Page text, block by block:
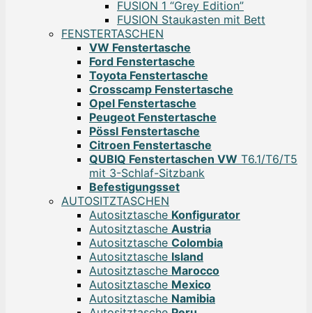
FUSION 1 “Grey Edition”
FUSION Staukasten mit Bett
FENSTERTASCHEN
VW Fenstertasche
Ford Fenstertasche
Toyota Fenstertasche
Crosscamp Fenstertasche
Opel Fenstertasche
Peugeot Fenstertasche
Pössl Fenstertasche
Citroen Fenstertasche
QUBIQ Fenstertaschen VW T6.1/T6/T5
mit 3-Schlaf-Sitzbank
Befestigungsset
AUTOSITZTASCHEN
Autositztasche Konfigurator
Autositztasche Austria
Autositztasche Colombia
Autositztasche Island
Autositztasche Marocco
Autositztasche Mexico
Autositztasche Namibia